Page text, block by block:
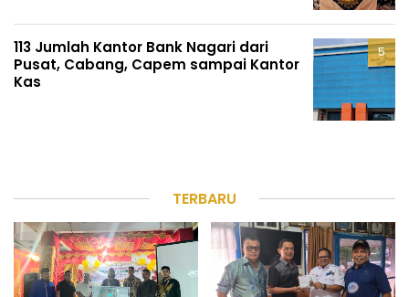
113 Jumlah Kantor Bank Nagari dari
Pusat, Cabang, Capem sampai Kantor
Kas
TERBARU